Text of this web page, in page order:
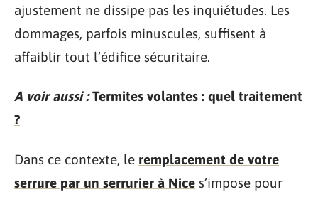
ajustement ne dissipe pas les inquiétudes. Les
dommages, parfois minuscules, suffisent à
affaiblir tout l’édifice sécuritaire.
A voir aussi : Termites volantes : quel traitement
?
Dans ce contexte, le remplacement de votre
serrure par un serrurier à Nice s’impose pour